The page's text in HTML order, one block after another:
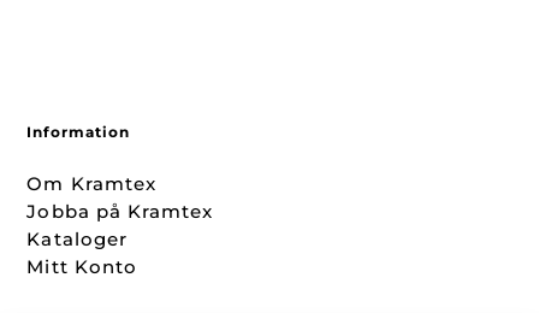
Information
Om Kramtex
Jobba på Kramtex
Kataloger
Mitt Konto